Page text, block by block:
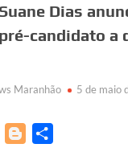
Dias
candidato a
Maranhão 5 de maio
W